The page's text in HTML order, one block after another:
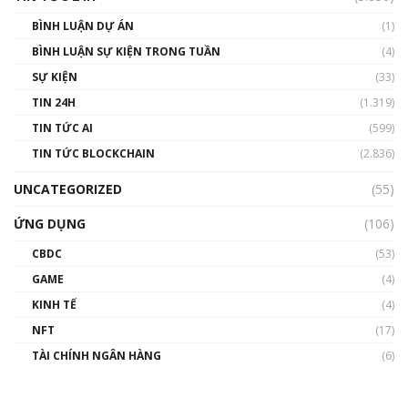
BÌNH LUẬN DỰ ÁN
(1)
BÌNH LUẬN SỰ KIỆN TRONG TUẦN
(4)
SỰ KIỆN
(33)
TIN 24H
(1.319)
TIN TỨC AI
(599)
TIN TỨC BLOCKCHAIN
(2.836)
UNCATEGORIZED
(55)
ỨNG DỤNG
(106)
CBDC
(53)
GAME
(4)
KINH TẾ
(4)
NFT
(17)
TÀI CHÍNH NGÂN HÀNG
(6)